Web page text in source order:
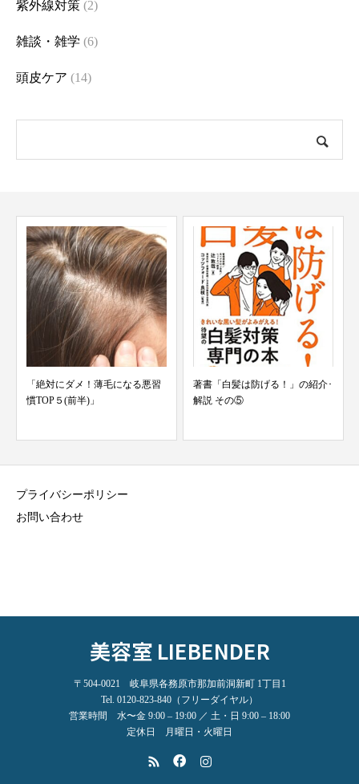
紫外線対策 (2)
雑談・雑学 (6)
頭皮ケア (14)
「絶対にダメ！薄毛になる悪習
慣TOP５(前半)」
著書「白髪は防げる！」の紹介･
解説 その⑤
プライバシーポリシー
お問い合わせ
美容室 LIEBENDER
〒504-0021 岐阜県各務原市那加前洞新町 1丁目1
Tel. 0120-823-840（フリーダイヤル）
営業時間 水〜金 9:00 – 19:00 ／ 土・日 9:00 – 18:00
定休日 月曜日・火曜日